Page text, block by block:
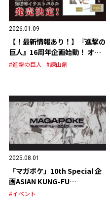
2026.01.09
【！最新情報あり！】『進撃の
巨人』16周年企画始動！ オリ
ジナルグッズの発売が決定！
#進撃の巨人 #諫山創
2025.08.01
「マガポケ」10th Special 企
画ASIAN KUNG-FU
GENERATION スペシャルPV
#イベント